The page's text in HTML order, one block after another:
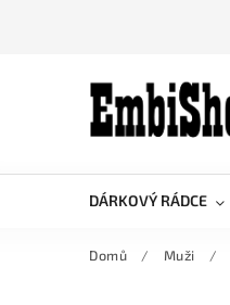
DÁRKOVÝ RÁDCE
Domů / Muži /